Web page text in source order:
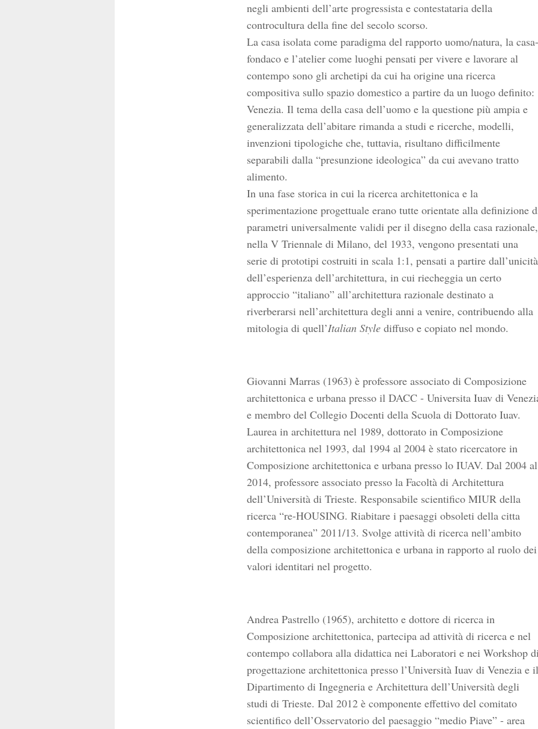
negli ambienti dell’arte progressista e contestataria della
controcultura della fine del secolo scorso.
La casa isolata come paradigma del rapporto uomo/natura, la casa-
fondaco e l’atelier come luoghi pensati per vivere e lavorare al
contempo sono gli archetipi da cui ha origine una ricerca
compositiva sullo spazio domestico a partire da un luogo definito:
Venezia. Il tema della casa dell’uomo e la questione più ampia e
generalizzata dell’abitare rimanda a studi e ricerche, modelli,
invenzioni tipologiche che, tuttavia, risultano difficilmente
separabili dalla “presunzione ideologica” da cui avevano tratto
alimento.
In una fase storica in cui la ricerca architettonica e la
sperimentazione progettuale erano tutte orientate alla definizione
parametri universalmente validi per il disegno della casa razionale,
nella V Triennale di Milano, del 1933, vengono presentati una
serie di prototipi costruiti in scala 1:1, pensati a partire dall’unicità
dell’esperienza dell’architettura, in cui riecheggia un certo
approccio “italiano” all’architettura razionale destinato a
riverberarsi nell’architettura degli anni a venire, contribuendo alla
mitologia di quell’Italian Style diffuso e copiato nel mondo.
Giovanni Marras (1963) è professore associato di Composizione
architettonica e urbana presso il DACC - Universita Iuav di
e membro del Collegio Docenti della Scuola di Dottorato Iuav.
Laurea in architettura nel 1989, dottorato in Composizione
architettonica nel 1993, dal 1994 al 2004 è stato ricercatore in
Composizione architettonica e urbana presso lo IUAV. Dal 2004 al
2014, professore associato presso la Facoltà di Architettura
dell’Università di Trieste. Responsabile scientifico MIUR della
ricerca “re-HOUSING. Riabitare i paesaggi obsoleti della citta
contemporanea” 2011/13. Svolge attività di ricerca nell’ambito
della composizione architettonica e urbana in rapporto al ruolo dei
valori identitari nel progetto.
Andrea Pastrello (1965), architetto e dottore di ricerca in
Composizione architettonica, partecipa ad attività di ricerca e nel
contempo collabora alla didattica nei Laboratori e nei Workshop
progettazione architettonica presso l’Università Iuav di Venezia e il
Dipartimento di Ingegneria e Architettura dell’Università degli
studi di Trieste. Dal 2012 è componente effettivo del comitato
scientifico dell’Osservatorio del paesaggio “medio Piave” - area